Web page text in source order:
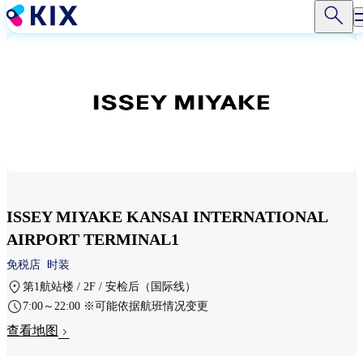
跳
转
ISSEY MIYAKE KANSAI INTERNATIONAL
AIRPORT TERMINAL1
免税店 时装
第1航站楼 / 2F / 安检后（国际线）
7:00～22:00 ※可能依据航班情况变更
查看地图